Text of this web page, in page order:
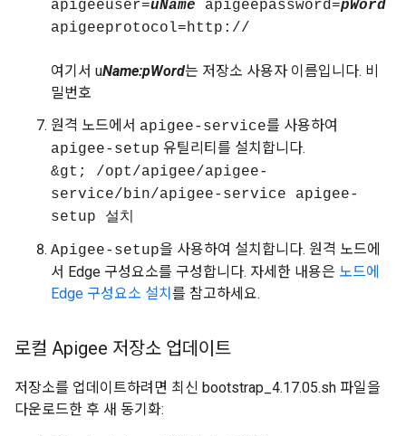
apigeeuser=uName apigeepassword=pWord
apigeeprotocol=http://
여기서 uName:pWord는 저장소 사용자 이름입니다. 비
밀번호
원격 노드에서 apigee-service를 사용하여
apigee-setup 유틸리티를 설치합니다.
&gt; /opt/apigee/apigee-
service/bin/apigee-service apigee-
setup 설치
Apigee-setup을 사용하여 설치합니다. 원격 노드에
서 Edge 구성요소를 구성합니다. 자세한 내용은 노드에
Edge 구성요소 설치 를 참고하세요.
로컬 Apigee 저장소 업데이트
저장소를 업데이트하려면 최신 bootstrap_4.17.05.sh 파일을
다운로드한 후 새 동기화: